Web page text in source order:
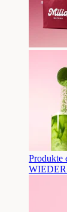
Produkte